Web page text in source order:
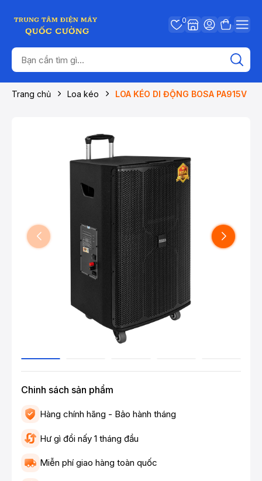
0
Trang chủ Loa kéo LOA KÉO DI ĐỘNG BOSA PA915V
Chinh sách sản phẩm
Hàng chính hãng - Bảo hành tháng
Hư gì đổi nấy 1 tháng đầu
Miễn phí giao hàng toàn quốc